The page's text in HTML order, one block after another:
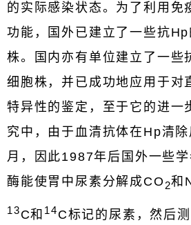
的实际感染状态。为了利用免
功能，国外已建立了一些抗
株。国内亦有单位建立了一些
细胞株，并已成功地应用于对
特异性的鉴定，至于它的进一
究中，由于血清抗体在Hp清
月，因此1987年后国外一些
酶能使胃中尿素分解成CO 2和
13C和 14C标记的尿素，然后